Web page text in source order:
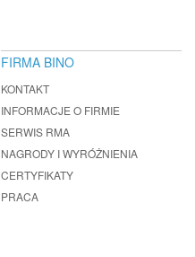
FIRMA BINO
KONTAKT
INFORMACJE O FIRMIE
SERWIS RMA
NAGRODY I WYRÓŻNIENIA
CERTYFIKATY
PRACA